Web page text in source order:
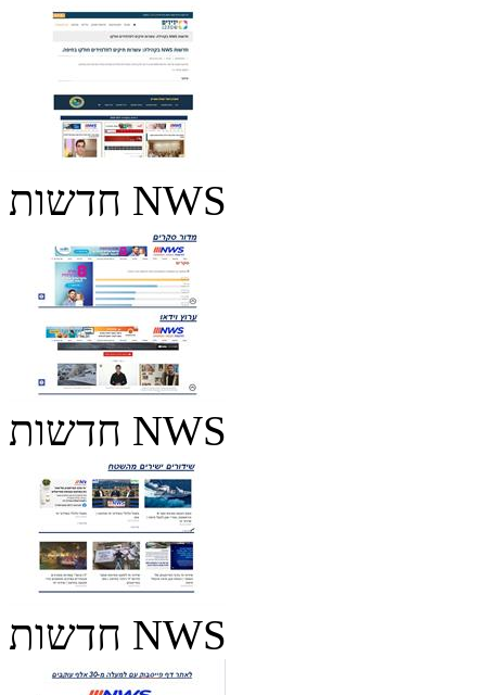
חדשות NWS
חדשות NWS
חדשות NWS